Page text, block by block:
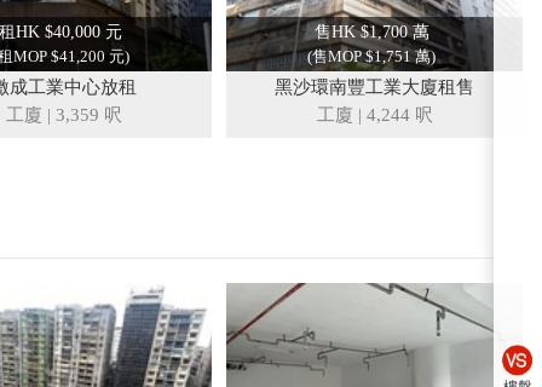
租HK $40,000 元
MOP $41,200 元)
成工業中心放租
工廈 | 3,359 呎
售HK $1,700 萬
(售MOP $1,751 萬)
黑沙環南豐工業大廈租售
工廈 | 4,244 呎